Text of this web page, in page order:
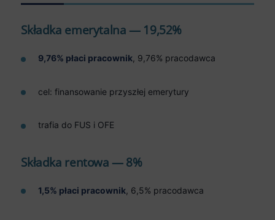
Składka emerytalna — 19,52%
9,76% płaci pracownik , 9,76% pracodawca
cel: finansowanie przyszłej emerytury
trafia do FUS i OFE
Składka rentowa — 8%
1,5% płaci pracownik , 6,5% pracodawca